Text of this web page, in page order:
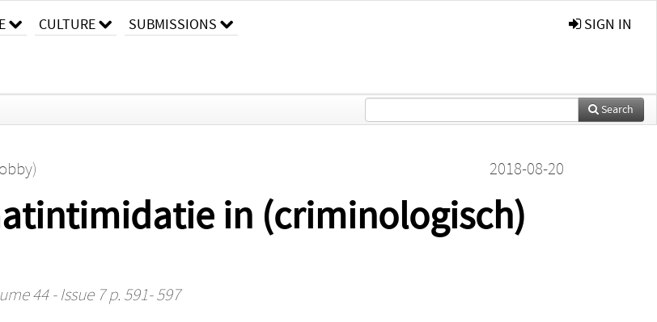
CULTURE SUBMISSIONS SIGN IN
Search
2018-08-20
in (criminologisch)
44 - Issue 7 p. 591- 597